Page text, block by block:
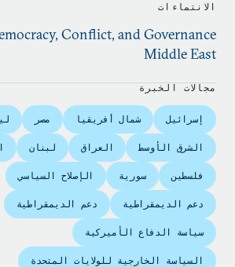
تخطيط السياسات لوزارة الخارجية
السفارة الأميركية في القاهرة،
القدس، ومكتب الاستخبارات والأبحاث.
اللغة العربية والدراسات العربية بين عامَي 2003
الانتماءات
Conflict, and Governance
Middle East
مجالات الخبرة
إسرائيل شمال أفريقيا مصر
الشرق الأوسط العراق لبنان
فلسطين سورية الإصلاح السياسي
دعم الديمقراطية دعم الديمقراطية
سياسة الدفاع الأميركية
السياسة الخارجية للولايات المتحدة